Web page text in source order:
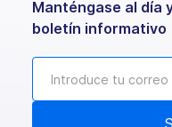
Manténgase al día
boletín informativo